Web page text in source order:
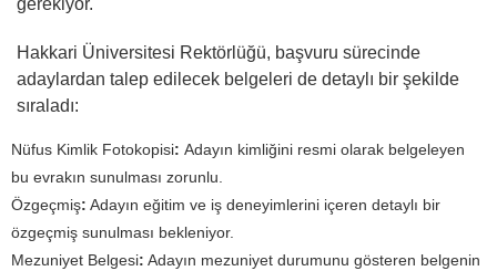
gerekiyor.
Hakkari Üniversitesi Rektörlüğü, başvuru sürecinde
adaylardan talep edilecek belgeleri de detaylı bir şekilde
sıraladı:
Nüfus Kimlik Fotokopisi: Adayın kimliğini resmi olarak belgeleyen
bu evrakın sunulması zorunlu.
Özgeçmiş: Adayın eğitim ve iş deneyimlerini içeren detaylı bir
özgeçmiş sunulması bekleniyor.
Mezuniyet Belgesi: Adayın mezuniyet durumunu gösteren belgenin